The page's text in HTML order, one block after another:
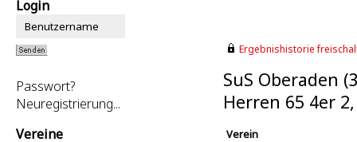
Login
Passwort?
Neuregistrierung...
Vereine
Ergebnishistorie
SuS Oberaden
Herren 65 4er
Verein